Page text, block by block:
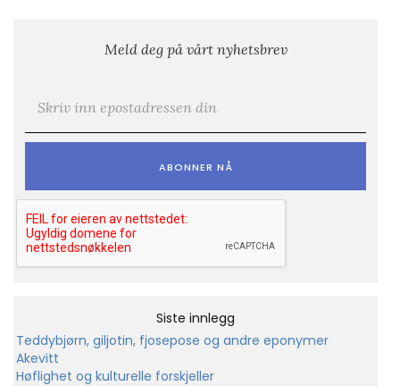
Meld deg på vårt nyhetsbrev
Siste innlegg
Teddybjørn, giljotin, fjosepose og andre eponymer
Akevitt
Høflighet og kulturelle forskjeller